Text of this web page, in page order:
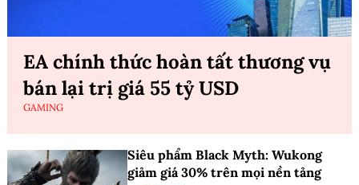
EA chính thức hoàn tất thương vụ
bán lại trị giá 55 tỷ USD
GAMING
Siêu phẩm Black Myth: Wukong
giảm giá 30% trên mọi nền tảng